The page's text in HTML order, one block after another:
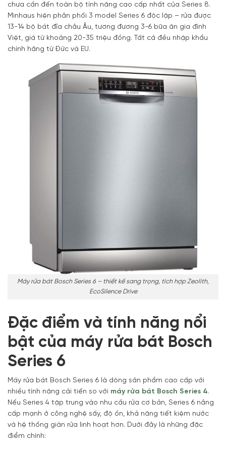
chưa cần đến toàn bộ tính năng cao cấp nhất của Series 8.
Minhaus hiện phân phối 3 model Series 6 độc lập – rửa được
13-14 bộ bát đĩa châu Âu, tương đương 3-6 bữa ăn gia đình
Việt, giá từ khoảng 20-35 triệu đồng. Tất cả đều nhập khẩu
chính hãng từ Đức và EU.
Máy rửa bát Bosch Series 6 – thiết kế sang trọng, tích hợp Zeolith,
EcoSilence Drive
Đặc điểm và tính năng nổi
bật của máy rửa bát Bosch
Series 6
Máy rửa bát Bosch Series 6 là dòng sản phẩm cao cấp với
nhiều tính năng cải tiến so với máy rửa bát Bosch Series 4.
Nếu Series 4 tập trung vào nhu cầu rửa cơ bản, Series 6 nâng
cấp mạnh ở công nghệ sấy, độ ồn, khả năng tiết kiệm nước
và hệ thống giàn rửa linh hoạt hơn. Dưới đây là những đặc
điểm chính: